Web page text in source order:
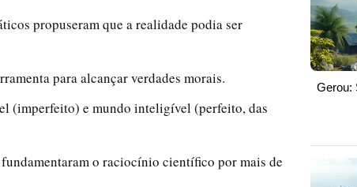
propuseram que a realidade podia ser
para alcançar verdades morais.
(imperfeito) e mundo inteligível (perfeito, das
o raciocínio científico por mais de
Gerou: